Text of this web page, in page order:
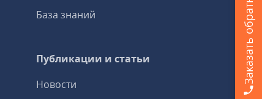
База знаний
Публикации и статьи
Новости